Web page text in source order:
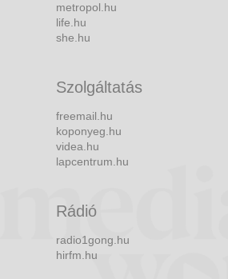
metropol.hu
life.hu
she.hu
Szolgáltatás
freemail.hu
koponyeg.hu
videa.hu
lapcentrum.hu
Rádió
radio1gong.hu
hirfm.hu